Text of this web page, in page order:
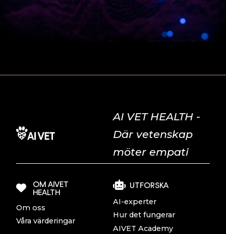
AI VET HEALTH -
Där vetenskap
möter empati
OM AIVET
HEALTH
Om oss
Våra värderingar
UTFORSKA
AI-experter
Hur det fungerar
AIVET Academy